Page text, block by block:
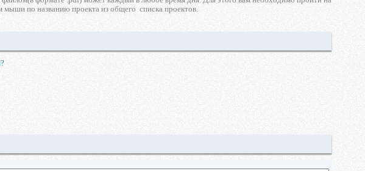
мыши по названию проекта из общего списка проектов.